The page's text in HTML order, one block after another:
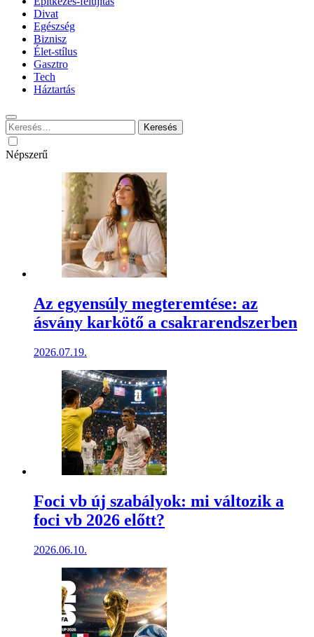
Divat
Egészség
Biznisz
Élet-stílus
Gasztro
Tech
Háztartás
Keresés:
Népszerű
Az egyensúly megteremtése: az
ásvány karkötő a csakrarendszerben
2026.07.19.
Foci vb új szabályok: mi változik a
foci vb 2026 előtt?
2026.06.10.